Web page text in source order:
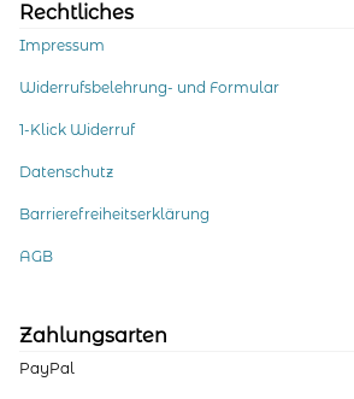
Rechtliches
Impressum
Widerrufsbelehrung- und Formular
1-Klick Widerruf
Datenschutz
Barrierefreiheitserklärung
AGB
Zahlungsarten
PayPal